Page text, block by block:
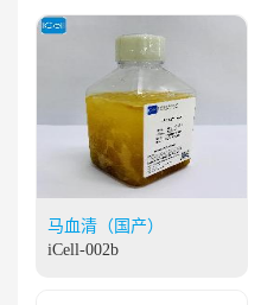
马血清（国产）
iCell-002b